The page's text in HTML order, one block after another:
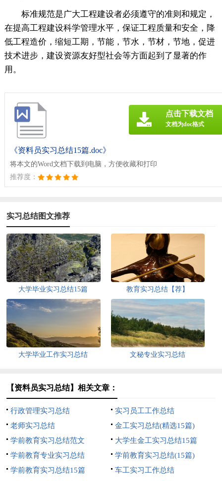
标准规范是广大工程建设者必须遵守的准则和规定，
在提高工程建设科学管理水平，保证工程质量和安全，降
低工程造价，缩短工期，节能，节水，节材，节地，促进
技术进步，建设资源友好型社会等方面起到了显著的作
用。
《资料员实习总结15篇.doc》
将本文的Word文档下载到电脑，方便收藏和打印
推荐度：
点击下载文档
文档为doc格式
实习总结图文推荐
大学毕业实习总结15篇 教育实习总结【荐】
大学毕业工作实习总结 文秘专业实习总结
【资料员实习总结】相关文章：
行政管理实习总结
实习员工工作总结
老师实习总结
金工实习总结(精选15篇)
学前教育实习总结范文
大学生金工实习总结15篇
学前教育专业实习总结
学前教育实习总结(15篇)
学前教育实习总结15篇
车工实习工作总结